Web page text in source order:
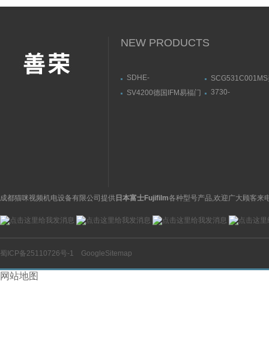
NEW PRODUCTS
SDHE-
阿托斯溢流阀参数范围
ASCO阿斯卡电磁
SV4200德国IFM易福门
3730-
成都猫咪视频机电设备有限公司提供日本富士Fujifilm各种型号产品,欢迎广大顾客来
蜀ICP备25110726号-1 GoogleSitemap
网站地图